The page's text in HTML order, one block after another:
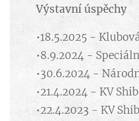
Výstavní úspěchy
•18.5.2025 -
•8.9.2024 -
•30.6.2024 -
•21.4.2024 - KV
•22.4.2023 - KV